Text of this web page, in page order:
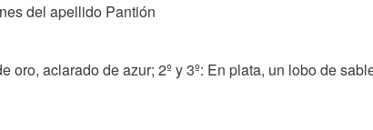
del apellido Pantión
oro, aclarado de azur; 2º y 3º: En plata, un lobo de